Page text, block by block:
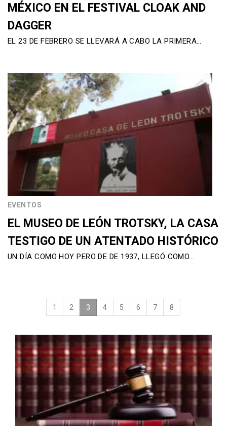
MÉXICO EN EL FESTIVAL CLOAK AND
DAGGER
EL 23 DE FEBRERO SE LLEVARÁ A CABO LA PRIMERA…
EVENTOS
EL MUSEO DE LEÓN TROTSKY, LA CASA
TESTIGO DE UN ATENTADO HISTÓRICO
UN DÍA COMO HOY PERO DE DE 1937, LLEGÓ COMO…
1 2 3 (current)
4 5 6 7 8